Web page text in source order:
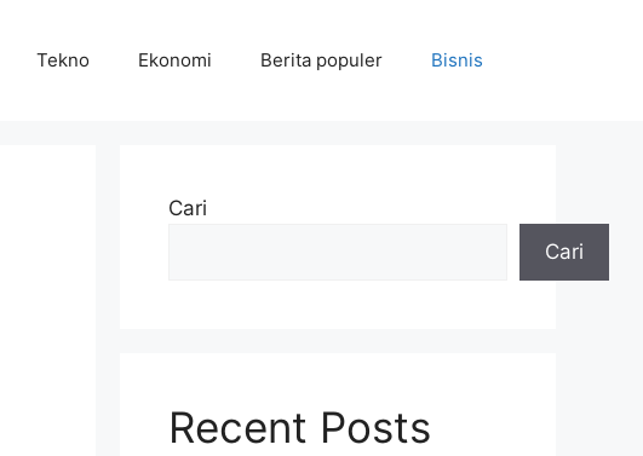
Tekno Ekonomi Berita populer Bisnis
Cari
Cari
Recent Posts